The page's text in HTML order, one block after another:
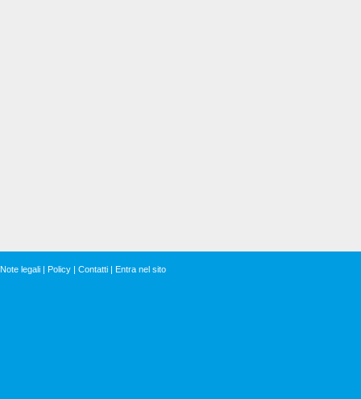
Note legali | Policy | Contatti | Entra nel sito